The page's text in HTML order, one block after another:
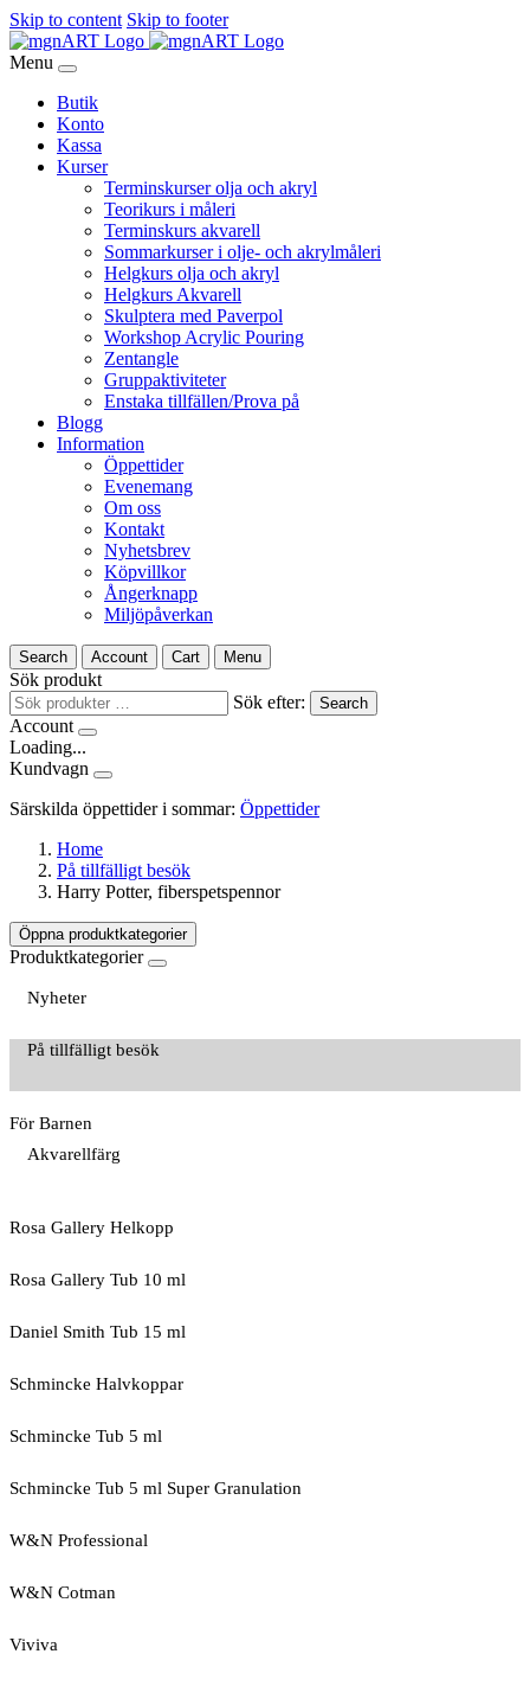
Skip to content Skip to footer
Menu
Butik
Konto
Kassa
Kurser
Terminskurser olja och akryl
Teorikurs i måleri
Terminskurs akvarell
Sommarkurser i olje- och akrylmåleri
Helgkurs olja och akryl
Helgkurs Akvarell
Skulptera med Paverpol
Workshop Acrylic Pouring
Zentangle
Gruppaktiviteter
Enstaka tillfällen/Prova på
Blogg
Information
Öppettider
Evenemang
Om oss
Kontakt
Nyhetsbrev
Köpvillkor
Ångerknapp
Miljöpåverkan
Search Account Cart Menu
Sök produkt
Sök efter:
Search
Account
Loading...
Kundvagn
Särskilda öppettider i sommar: Öppettider
Home
På tillfälligt besök
Harry Potter, fiberspetspennor
Öppna produktkategorier
Produktkategorier
Nyheter
På tillfälligt besök
För Barnen
Akvarellfärg
Rosa Gallery Helkopp
Rosa Gallery Tub 10 ml
Daniel Smith Tub 15 ml
Schmincke Halvkoppar
Schmincke Tub 5 ml
Schmincke Tub 5 ml Super Granulation
W&N Professional
W&N Cotman
Viviva